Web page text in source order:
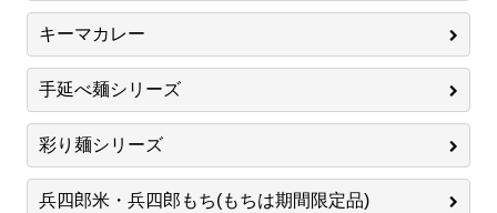
キーマカレー
手延べ麺シリーズ
彩り麺シリーズ
兵四郎米・兵四郎もち(もちは期間限定品)